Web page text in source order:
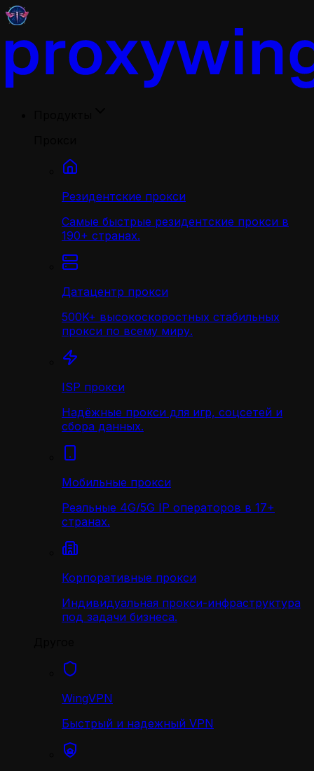
Резидентские прокси
Самые быстрые резидентские прокси в
190+ странах.
Датацентр прокси
500K+ высокоскоростных стабильных
прокси по всему миру.
ISP прокси
Надёжные прокси для игр, соцсетей и
сбора данных.
Мобильные прокси
Реальные 4G/5G IP операторов в 17+
странах.
Корпоративные прокси
Индивидуальная прокси-инфраструктура
под задачи бизнеса.
WingVPN
Быстрый и надежный VPN